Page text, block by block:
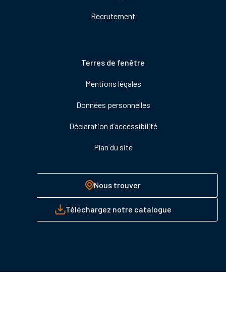
Recrutement
Terres de fenêtre
Mentions légales
Données personnelles
Déclaration d’accessibilité
Plan du site
Nous trouver
Téléchargez notre catalogue